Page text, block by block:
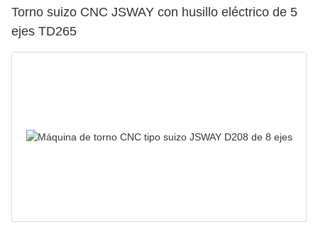
Torno suizo CNC JSWAY con husillo eléctrico de 5
ejes TD265